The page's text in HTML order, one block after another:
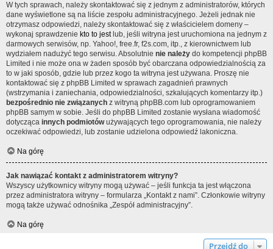
W tych sprawach, należy skontaktować się z jednym z administratorów, których
dane wyświetlone są na liście zespołu administracyjnego. Jeżeli jednak nie
otrzymasz odpowiedzi, należy skontaktować się z właścicielem domeny –
wykonaj sprawdzenie kto to jestlub, jeśli witryna jest uruchomiona na jednym z
darmowych serwisów, np. Yahoo!, free.fr, f2s.com, itp., z kierownictwem lub
wydziałem nadużyć tego serwisu. Absolutnie nie należy do kompetencji phpBB
Limited i nie może ona w żaden sposób być obarczana odpowiedzialnością za
to w jaki sposób, gdzie lub przez kogo ta witryna jest używana. Proszę nie
kontaktować się z phpBB Limited w sprawach zagadnień prawnych
(wstrzymania i zaniechania, odpowiedzialności, szkalujących komentarzy itp.)
bezpośrednio nie związanych z witryną phpBB.com lub oprogramowaniem
phpBB samym w sobie. Jeśli do phpBB Limited zostanie wysłana wiadomość
dotycząca innych podmiotówużywających tego oprogramowania, nie należy
oczekiwać odpowiedzi, lub zostanie udzielona odpowiedź lakoniczna.
Na górę
Jak nawiązać kontakt z administratorem witryny?
Wszyscy użytkownicy witryny mogą używać – jeśli funkcja ta jest włączona
przez administratora witryny – formularza „Kontakt z nami”. Członkowie witryny
mogą także używać odnośnika „Zespół administracyjny”.
Na górę
Przejdź do